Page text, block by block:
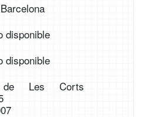
disponible
disponible
Les Corts